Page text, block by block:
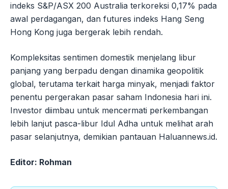
indeks S&P/ASX 200 Australia terkoreksi 0,17% pada
awal perdagangan, dan futures indeks Hang Seng
Hong Kong juga bergerak lebih rendah.
Kompleksitas sentimen domestik menjelang libur
panjang yang berpadu dengan dinamika geopolitik
global, terutama terkait harga minyak, menjadi faktor
penentu pergerakan pasar saham Indonesia hari ini.
Investor diimbau untuk mencermati perkembangan
lebih lanjut pasca-libur Idul Adha untuk melihat arah
pasar selanjutnya, demikian pantauan Haluannews.id.
Editor: Rohman